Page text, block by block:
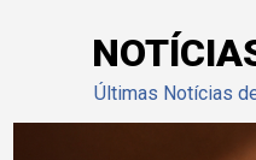
Últimas Notícias